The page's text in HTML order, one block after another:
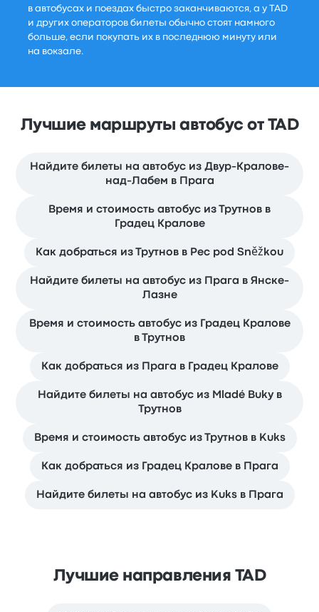
в автобусах и поездах быстро заканчиваются, а у TAD
и других операторов билеты обычно стоят намного
больше, если покупать их в последнюю минуту или
на вокзале.
Лучшие маршруты автобус от TAD
Найдите билеты на автобус из Двур-Кралове-
над-Лабем в Прага
Время и стоимость автобус из Трутнов в
Градец Кралове
Как добраться из Трутнов в Pec pod Sněžkou
Найдите билеты на автобус из Прага в Янске-
Лазне
Время и стоимость автобус из Градец Кралове
в Трутнов
Как добраться из Прага в Градец Кралове
Найдите билеты на автобус из Mladé Buky в
Трутнов
Время и стоимость автобус из Трутнов в Kuks
Как добраться из Градец Кралове в Прага
Найдите билеты на автобус из Kuks в Прага
Лучшие направления TAD